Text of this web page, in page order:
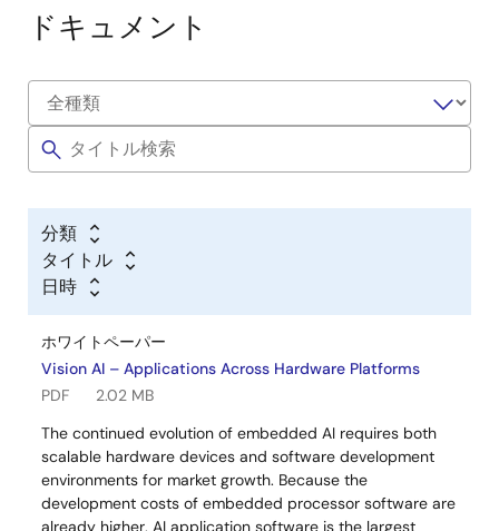
ドキュメント
分類
タイトル
日時
ホワイトペーパー
Vision AI – Applications Across Hardware Platforms
PDF
2.02 MB
The continued evolution of embedded AI requires both
scalable hardware devices and software development
environments for market growth. Because the
development costs of embedded processor software are
already higher, AI application software is the largest